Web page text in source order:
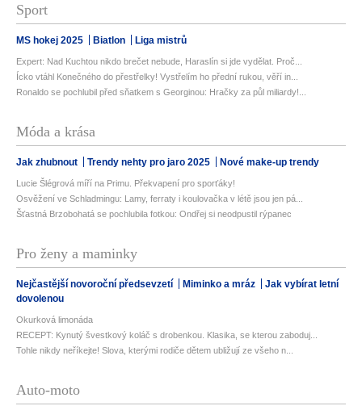
Sport
MS hokej 2025 Biatlon Liga mistrů
Expert: Nad Kuchtou nikdo brečet nebude, Haraslín si jde vydělat. Proč...
Ícko vtáhl Konečného do přestřelky! Vystřelím ho přední rukou, věří in...
Ronaldo se pochlubil před sňatkem s Georginou: Hračky za půl miliardy!...
Móda a krása
Jak zhubnout Trendy nehty pro jaro 2025 Nové make-up trendy
Lucie Šlégrová míří na Primu. Překvapení pro sporťáky!
Osvěžení ve Schladmingu: Lamy, ferraty i koulovačka v létě jsou jen pá...
Šťastná Brzobohatá se pochlubila fotkou: Ondřej si neodpustil rýpanec
Pro ženy a maminky
Nejčastější novoroční předsevzetí Miminko a mráz
Jak vybírat letní
dovolenou
Okurková limonáda
RECEPT: Kynutý švestkový koláč s drobenkou. Klasika, se kterou zaboduj...
Tohle nikdy neříkejte! Slova, kterými rodiče dětem ubližují ze všeho n...
Auto-moto